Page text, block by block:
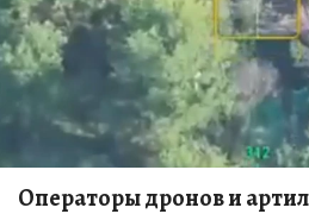
Операторы дронов и